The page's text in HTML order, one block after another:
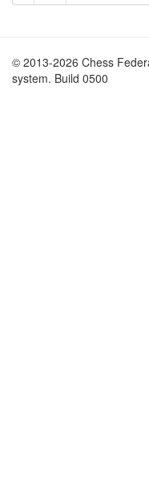
© 2013-2026 Chess
system. Build 0500